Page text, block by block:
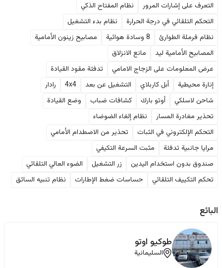
التعرف على إشارات المرور
نظام المفتاح الذكي
التحكم التلقائي في درجة الحرارة
نظام بدء التشغيل
نظام فرملة الطوارئ
8 وسادة هوائية
مصابيح زينون الأمامية
المصابيح الأمامية ليد
مانع الانزلاق
عرض المعلومات على الزجاج الامامي
تدفئة مقود القيادة
إنارة محيطية
أبل كاربلاي التشغيل عن بعد 4x4
رادار
شاحن لاسلكي
أوتو بارك كشافات ضباب
وضع القيادة
تحذير مغادرة المسار
نظام إلغاء الضوضاء
التحكم الإلكتروني في الثبات
تحذير من الاصطدام الأمامي
مرايا جانبية تدفئة
مثبت السرعة التكيفي
صندوق بدون استخدام اليدين
زر التشغيل
الضوء العالي التلقائي
تحكم التكييف التلقائي
حساسات ضغط الإطارات نظام تنبيه السائق
البائع
‏طوکیو اوتو
السليمانية